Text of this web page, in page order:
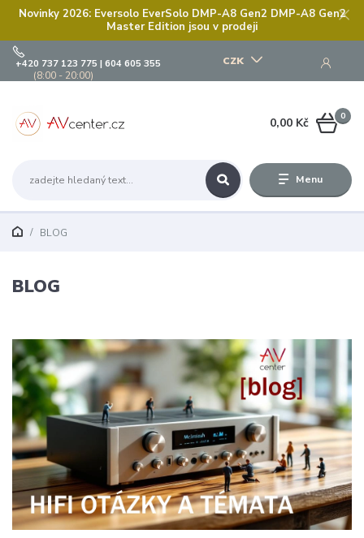
Novinky 2026: Eversolo EverSolo DMP-A8 Gen2 DMP-A8 Gen2
Master Edition jsou v prodeji
Menu
CZK
+420 737 123 775 | 604 605 355
(8:00 - 20:00)
0
0,00 Kč
BLOG
BLOG